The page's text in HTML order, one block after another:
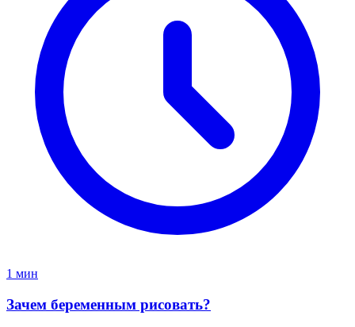
1 мин
Зачем беременным рисовать?